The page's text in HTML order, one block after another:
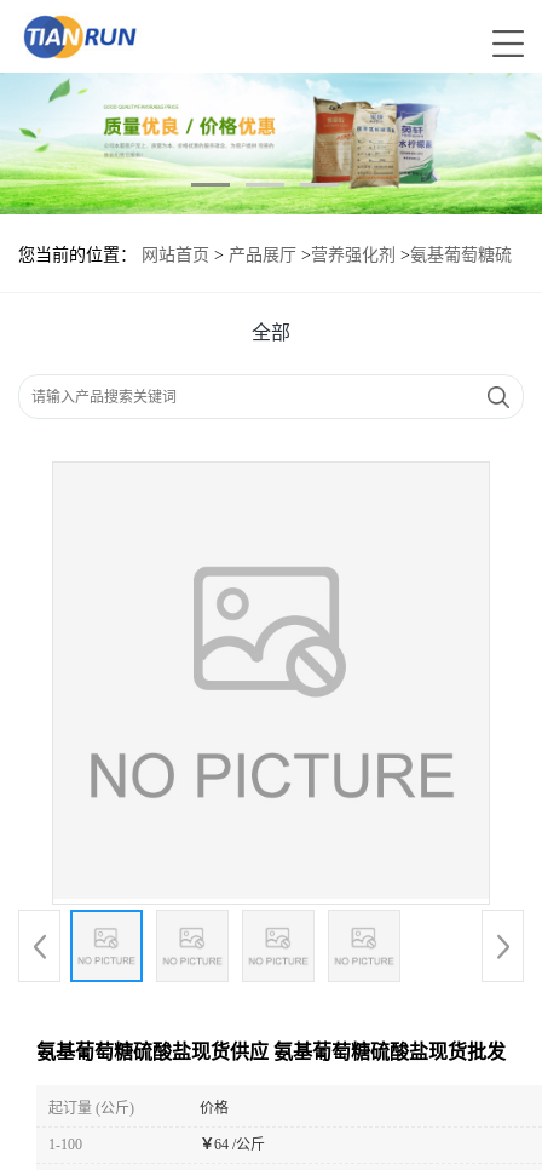
您当前的位置： 网站首页 > 产品展厅 >营养强化剂 >氨基葡萄糖硫
全部
氨基葡萄糖硫酸盐现货供应 氨基葡萄糖硫酸盐现货批发
起订量 (公斤) 价格
1-100 ￥64 /公斤